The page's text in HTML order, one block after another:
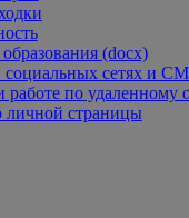
(docx)
сетях и
по удаленному
личной страницы